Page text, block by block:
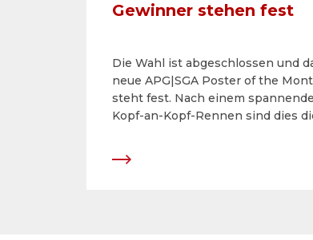
Gewinner stehen fest
Die Wahl ist abgeschlossen und
neue APG|SGA Poster of the
steht fest. Nach einem
Kopf-an-Kopf-Rennen sind dies